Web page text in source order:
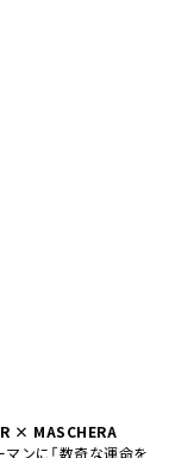
× MASCHERA
マンに「数奇な運命を